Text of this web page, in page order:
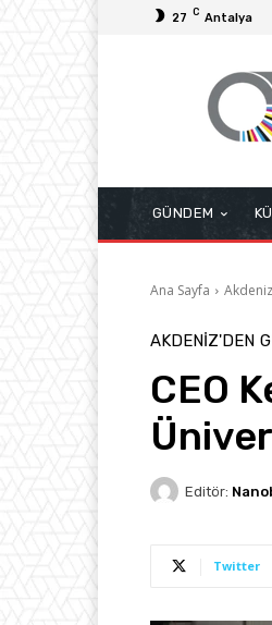
27 C Antalya
GÜNDEM
Ana Sayfa
AKDENIZ'DEN
CEO
Editör:
Twitter